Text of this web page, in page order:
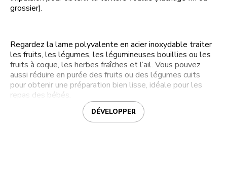
grossier).
Regardez la lame polyvalente en acier inoxydable traiter
les fruits, les légumes, les légumineuses bouillies ou les
fruits à coque, les herbes fraîches et l’ail. Vous pouvez
aussi réduire en purée des fruits ou des légumes cuits
pour obtenir une préparation bien lisse, idéale pour les
repas des bébés.
DÉVELOPPER